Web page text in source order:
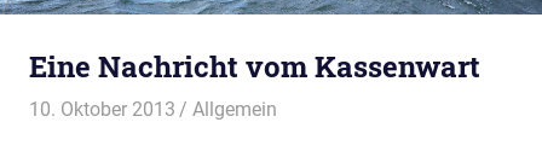
Eine Nachricht vom Kassenwart
10. Oktober 2013 Thees
Allgemein